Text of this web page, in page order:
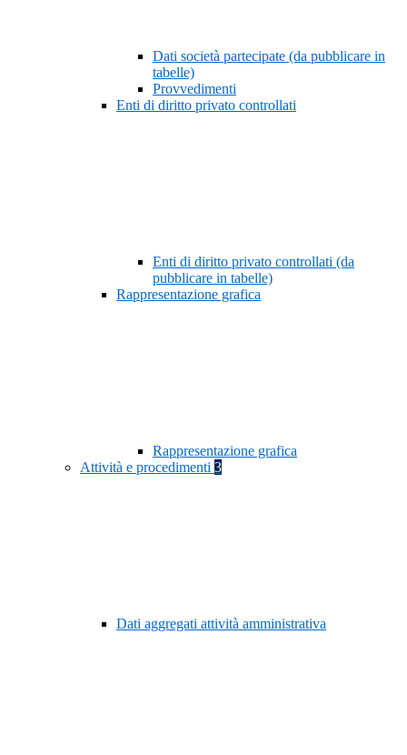
Dati società partecipate (da pubblicare in
tabelle)
Provvedimenti
Enti di diritto privato controllati
Enti di diritto privato controllati (da
pubblicare in tabelle)
Rappresentazione grafica
Rappresentazione grafica
Attività e procedimenti 3
Dati aggregati attività amministrativa